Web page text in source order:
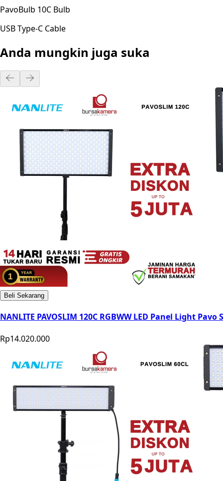
PavoBulb 10C Bulb
USB Type-C Cable
Anda mungkin juga suka
Beli Sekarang
NANLITE PAVOSLIM 120C RGBWW LED Panel Light Pavo
Rp14.020.000